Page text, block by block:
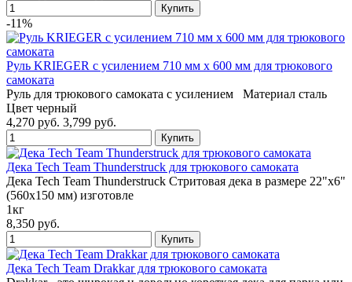
-11%
Руль KRIEGER с усилением 710 мм х 600 мм для трюкового
самоката
Руль для трюкового самоката с усилением Материал сталь
Цвет черный
4,270 руб. 3,799 руб.
Дека Tech Team Thunderstruck для трюкового самоката
Дека Tech Team Thunderstruck Стритовая дека в размере 22"х6"
(560х150 мм) изготовле
1кг
8,350 руб.
Дека Tech Team Drakkar для трюкового самоката